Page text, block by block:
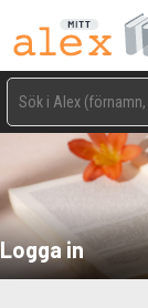
Logga in